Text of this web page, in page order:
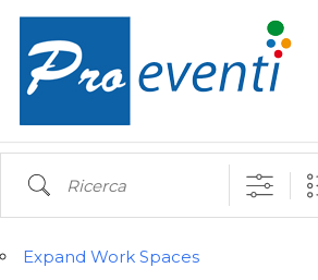
Ricerca
Expand Work Spaces